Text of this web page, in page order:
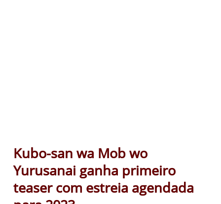
Kubo-san wa Mob wo
Yurusanai ganha primeiro
teaser com estreia agendada